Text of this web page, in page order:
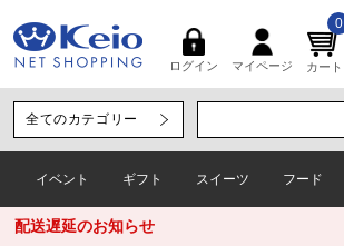
ログイン マイページ カート
0
イベント ギフト スイーツ フード
配送遅延のお知らせ